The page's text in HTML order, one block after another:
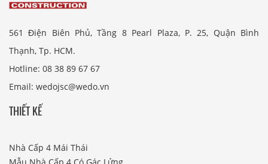
561 Điện Biên Phủ, Tầng 8 Pearl Plaza, P. 25, Quận Bình
Thạnh, Tp. HCM.
Hotline: 08 38 89 67 67
Email: wedojsc@wedo.vn
THIẾT KẾ
Nhà Cấp 4 Mái Thái